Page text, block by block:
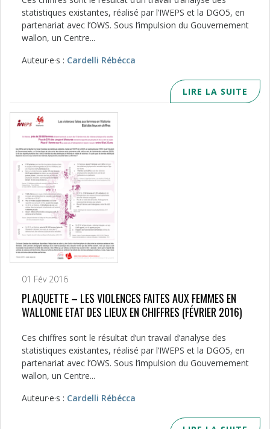
statistiques existantes, réalisé par l’IWEPS et la DGO5, en
partenariat avec l’OWS. Sous l’impulsion du Gouvernement
wallon, un Centre...
Auteur·e·s : Cardelli Rébécca
LIRE LA SUITE
01 Fév 2016
PLAQUETTE – LES VIOLENCES FAITES AUX FEMMES EN
WALLONIE ETAT DES LIEUX EN CHIFFRES (FÉVRIER 2016)
Ces chiffres sont le résultat d’un travail d’analyse des
statistiques existantes, réalisé par l’IWEPS et la DGO5, en
partenariat avec l’OWS. Sous l’impulsion du Gouvernement
wallon, un Centre...
Auteur·e·s : Cardelli Rébécca